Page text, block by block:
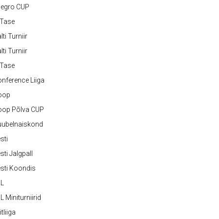
CUP
Turniir
Turniir
Liiga
Põlva CUP
Jalgpall
Koondis
Miniturniirid